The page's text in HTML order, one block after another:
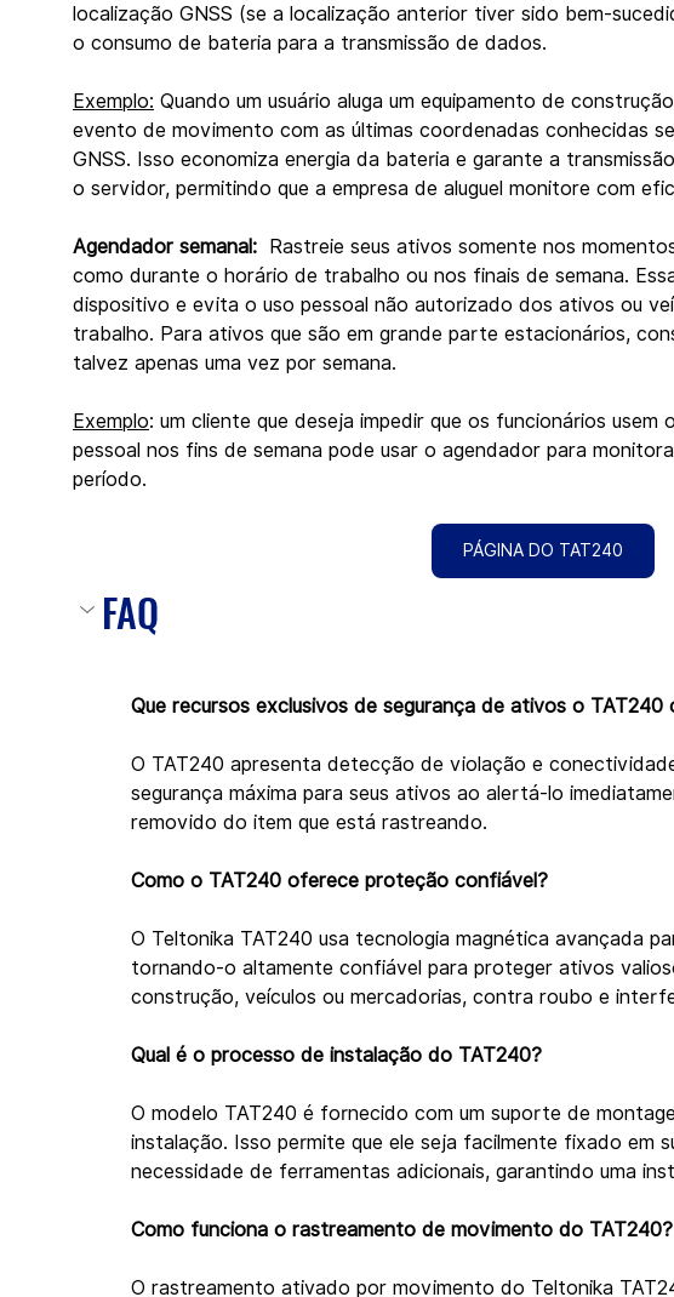
localização GNSS (se a localização anterior tiver sido bem-
o consumo de bateria para a transmissão de dados.
Exemplo: Quando um usuário aluga um equipamento de
evento de movimento com as últimas coordenadas conhecidas
GNSS. Isso economiza energia da bateria e garante a
o servidor, permitindo que a empresa de aluguel monitore com
Agendador semanal: Rastreie seus ativos somente nos
como durante o horário de trabalho ou nos finais de semana.
dispositivo e evita o uso pessoal não autorizado dos ativos ou
trabalho. Para ativos que são em grande parte estacionários,
talvez apenas uma vez por semana.
Exemplo: um cliente que deseja impedir que os funcionários usem
pessoal nos fins de semana pode usar o agendador para
período.
PÁGINA DO TAT240
FAQ
Que recursos exclusivos de segurança de ativos o TAT240
O TAT240 apresenta detecção de violação e
segurança máxima para seus ativos ao alertá-lo
removido do item que está rastreando.
Como o TAT240 oferece proteção confiável?
O Teltonika TAT240 usa tecnologia magnética avançada
tornando-o altamente confiável para proteger ativos
construção, veículos ou mercadorias, contra roubo e
Qual é o processo de instalação do TAT240?
O modelo TAT240 é fornecido com um suporte de
instalação. Isso permite que ele seja facilmente fixado em
necessidade de ferramentas adicionais, garantindo uma
Como funciona o rastreamento de movimento do TAT240?
O rastreamento ativado por movimento do Teltonika